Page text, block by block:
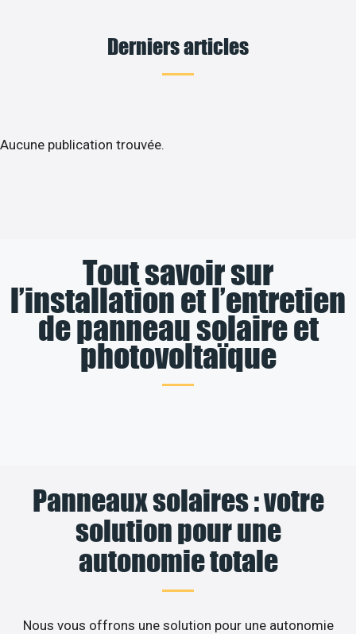
Derniers articles
Aucune publication trouvée.
Tout savoir sur
l’installation et l’entretien
de panneau solaire et
photovoltaïque
Panneaux solaires : votre
solution pour une
autonomie totale
Nous vous offrons une solution pour une autonomie